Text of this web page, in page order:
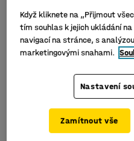
Když kliknete na „Přijmout
tím souhlas k jejich ukládání
navigací na stránce, s
marketingovými snahami.
Nastavení
Zamítnout vše